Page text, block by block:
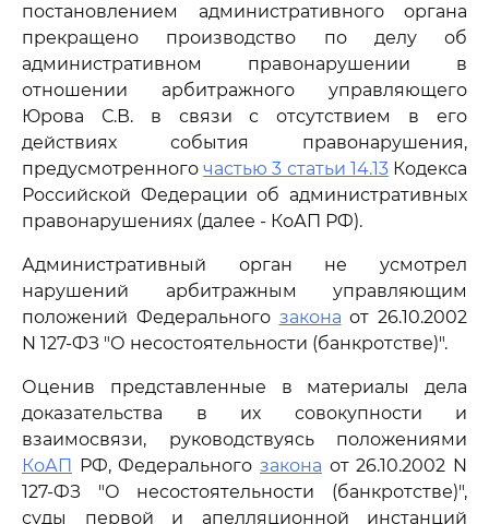
постановлением административного органа
прекращено производство по делу об
административном правонарушении в
отношении арбитражного управляющего
Юрова С.В. в связи с отсутствием в его
действиях события правонарушения,
предусмотренногочастью 3 статьи 14.13Кодекса
Российской Федерации об административных
правонарушениях (далее - КоАП РФ).
Административный орган не усмотрел
нарушений арбитражным управляющим
положений Федерального закона от 26.10.2002
N 127-ФЗ "О несостоятельности (банкротстве)".
Оценив представленные в материалы дела
доказательства в их совокупности и
взаимосвязи, руководствуясь положениями
КоАП РФ, Федерального закона от 26.10.2002 N
127-ФЗ "О несостоятельности (банкротстве)",
суды первой и апелляционной инстанций